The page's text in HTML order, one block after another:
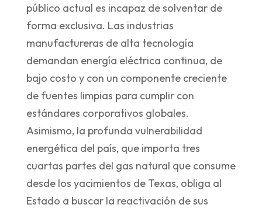
público actual es incapaz de solventar de
forma exclusiva. Las industrias
manufactureras de alta tecnología
demandan energía eléctrica continua, de
bajo costo y con un componente creciente
de fuentes limpias para cumplir con
estándares corporativos globales.
Asimismo, la profunda vulnerabilidad
energética del país, que importa tres
cuartas partes del gas natural que consume
desde los yacimientos de Texas, obliga al
Estado a buscar la reactivación de sus